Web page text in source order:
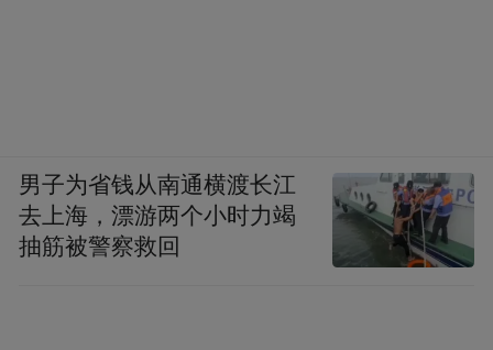
男子为省钱从南通横渡长江
去上海，漂游两个小时力竭
抽筋被警察救回